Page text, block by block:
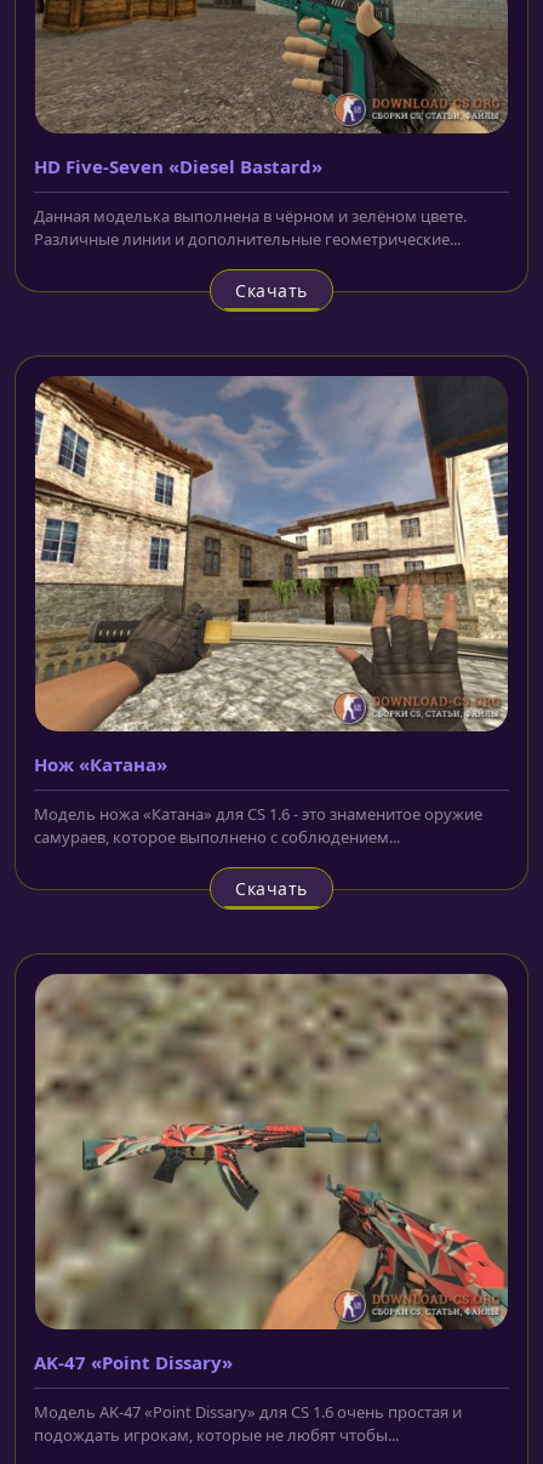
HD Five-Seven «Diesel Bastard»
Данная моделька выполнена в чёрном и зелёном цвете.
Различные линии и дополнительные геометрические...
Скачать
Нож «Катана»
Модель ножа «Катана» для CS 1.6 - это знаменитое оружие
самураев, которое выполнено с соблюдением...
Скачать
AK-47 «Point Dissary»
Модель AK-47 «Point Dissary» для CS 1.6 очень простая и
подождать игрокам, которые не любят чтобы...